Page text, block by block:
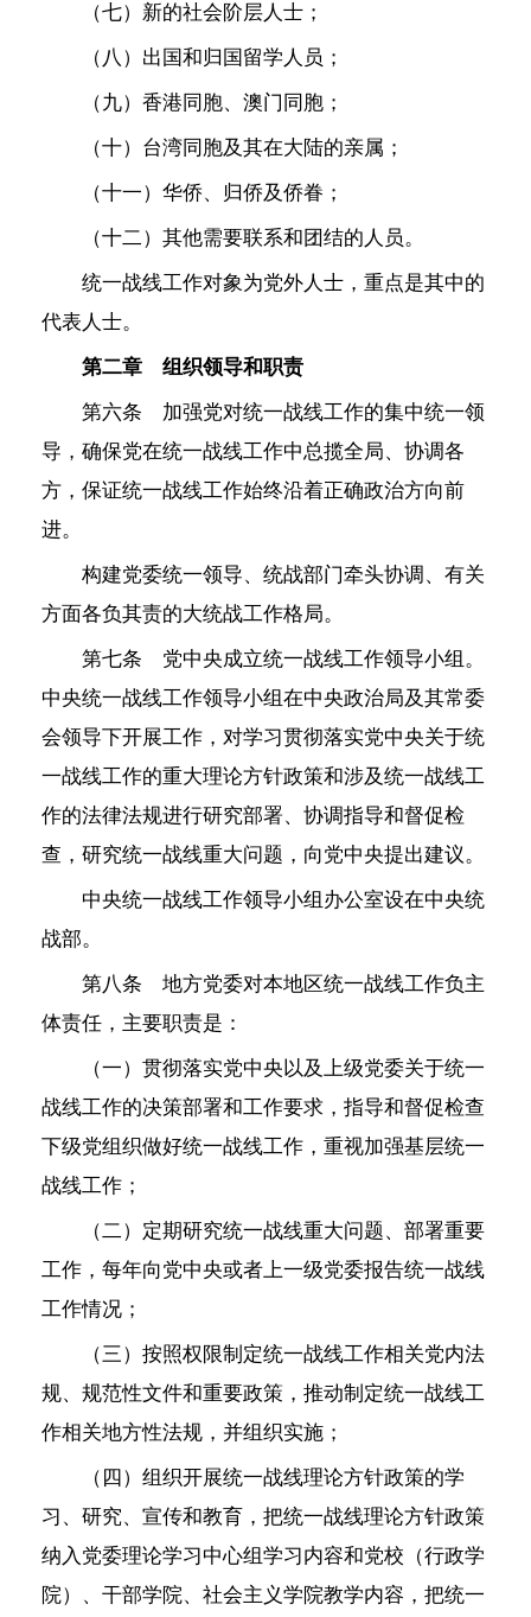
（七）新的社会阶层人士；
（八）出国和归国留学人员；
（九）香港同胞、澳门同胞；
（十）台湾同胞及其在大陆的亲属；
（十一）华侨、归侨及侨眷；
（十二）其他需要联系和团结的人员。
统一战线工作对象为党外人士，重点是其中的
代表人士。
第二章 组织领导和职责
第六条 加强党对统一战线工作的集中统一领
导，确保党在统一战线工作中总揽全局、协调各
方，保证统一战线工作始终沿着正确政治方向前
进。
构建党委统一领导、统战部门牵头协调、有关
方面各负其责的大统战工作格局。
第七条 党中央成立统一战线工作领导小组。
中央统一战线工作领导小组在中央政治局及其常委
会领导下开展工作，对学习贯彻落实党中央关于统
一战线工作的重大理论方针政策和涉及统一战线工
作的法律法规进行研究部署、协调指导和督促检
查，研究统一战线重大问题，向党中央提出建议。
中央统一战线工作领导小组办公室设在中央统
战部。
第八条 地方党委对本地区统一战线工作负主
体责任，主要职责是：
（一）贯彻落实党中央以及上级党委关于统一
战线工作的决策部署和工作要求，指导和督促检查
下级党组织做好统一战线工作，重视加强基层统一
战线工作；
（二）定期研究统一战线重大问题、部署重要
工作，每年向党中央或者上一级党委报告统一战线
工作情况；
（三）按照权限制定统一战线工作相关党内法
规、规范性文件和重要政策，推动制定统一战线工
作相关地方性法规，并组织实施；
（四）组织开展统一战线理论方针政策的学
习、研究、宣传和教育，把统一战线理论方针政策
纳入党委理论学习中心组学习内容和党校（行政学
院）、干部学院、社会主义学院教学内容，把统一